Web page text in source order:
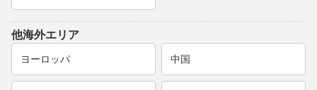
他海外エリア
ヨーロッパ 中国